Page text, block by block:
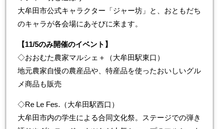
大牟田市公式キャラクター「ジャー坊」と、おともだち
のキャラが各会場にあそびに来ます。
【11/5のみ開催のイベント】
◇おおむた農家マルシェ＋（大牟田駅東口）
地元農家自慢の農産品や、特産品を使ったおいしいグル
メ商品も販売
◇Re Le Fes.（大牟田駅西口）
大牟田市内の学生による合同文化祭。ステージでの弾き